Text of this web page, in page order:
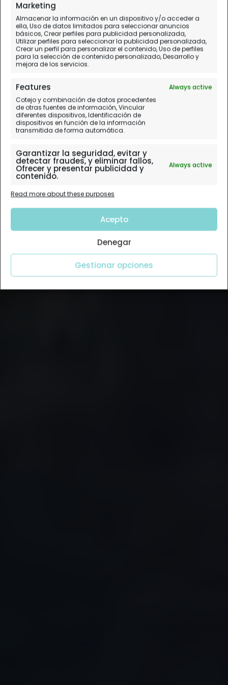
Marketing
Almacenar la información en un dispositivo y/o acceder a
ella, Uso de datos limitados para seleccionar anuncios
básicos, Crear perfiles para publicidad personalizada,
Utilizar perfiles para seleccionar la publicidad personalizada,
Crear un perfil para personalizar el contenido, Uso de perfiles
para la selección de contenido personalizado, Desarrollo y
mejora de los servicios.
Features
Always active
Cotejo y combinación de datos procedentes
de otras fuentes de información, Vincular
diferentes dispositivos, Identificación de
dispositivos en función de la información
transmitida de forma automática.
Garantizar la seguridad, evitar y
detectar fraudes, y eliminar fallos,
Ofrecer y presentar publicidad y
contenido.
Always active
Read more about these purposes
Acepto
Denegar
Gestionar opciones